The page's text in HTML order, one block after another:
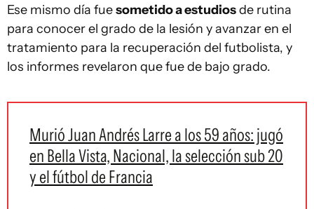
Ese mismo día fuesometido a estudiosde rutina
para conocer el grado de la lesión y avanzar en el
tratamiento para la recuperación del futbolista, y
los informes revelaron que fue de bajo grado.
Murió Juan Andrés Larre a los 59 años: jugó
en Bella Vista, Nacional, la selección sub 20
y el fútbol de Francia